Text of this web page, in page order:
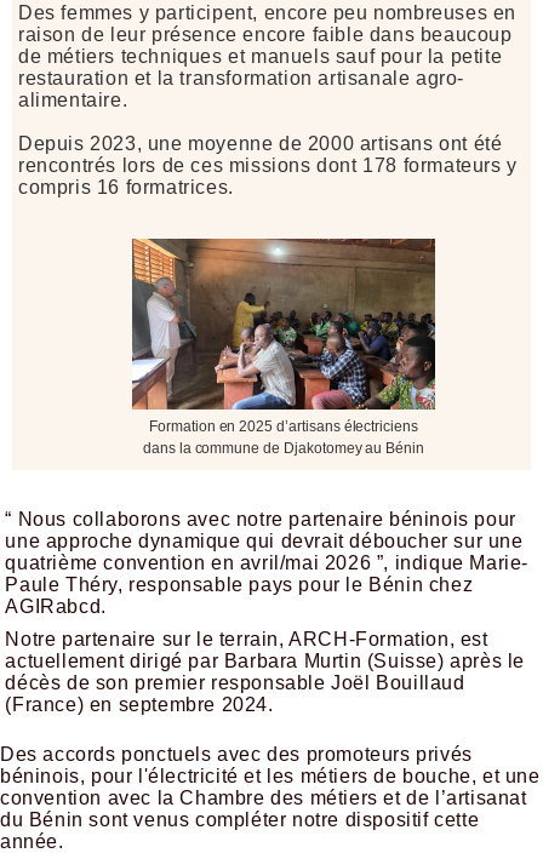
Des femmes y participent, encore peu nombreuses en
raison de leur présence encore faible dans beaucoup
de métiers techniques et manuels sauf pour la petite
restauration et la transformation artisanale agro-
alimentaire.
Depuis 2023, une moyenne de 2000 artisans ont été
rencontrés lors de ces missions dont 178 formateurs y
compris 16 formatrices.
Formation en 2025 d’artisans électriciens
dans la commune de Djakotomey au Bénin
“ Nous collaborons avec notre partenaire béninois pour
une approche dynamique qui devrait déboucher sur une
quatrième convention en avril/mai 2026 ”, indique Marie-
Paule Théry, responsable pays pour le Bénin chez
AGIRabcd.
Notre partenaire sur le terrain, ARCH-Formation, est
actuellement dirigé par Barbara Murtin (Suisse) après le
décès de son premier responsable Joël Bouillaud
(France) en septembre 2024.
Des accords ponctuels avec des promoteurs privés
béninois, pour l'électricité et les métiers de bouche, et une
convention avec la Chambre des métiers et de l’artisanat
du Bénin sont venus compléter notre dispositif cette
année.